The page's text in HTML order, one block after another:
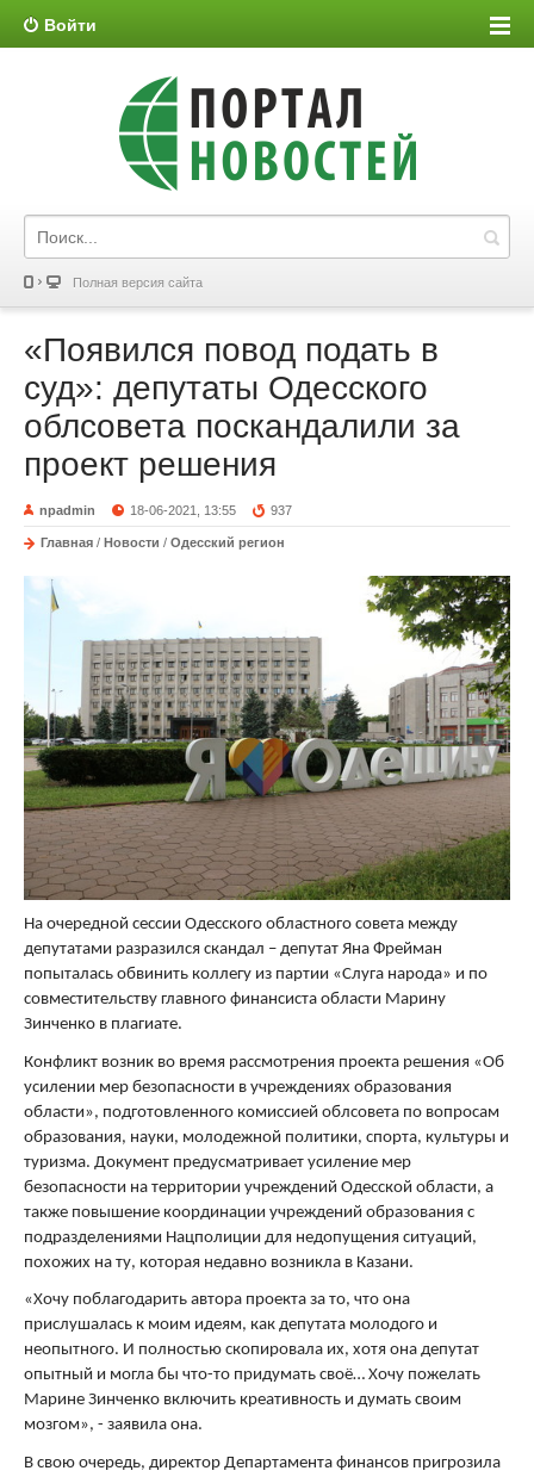
Войти
Полная версия сайта
«Появился повод подать в
суд»: депутаты Одесского
облсовета поскандалили за
проект решения
npadmin 18-06-2021, 13:55 937
Главная / Новости / Одесский регион
На очередной сессии Одесского областного совета между
депутатами разразился скандал – депутат Яна Фрейман
попыталась обвинить коллегу из партии «Слуга народа» и по
совместительству главного финансиста области Марину
Зинченко в плагиате.
Конфликт возник во время рассмотрения проекта решения «Об
усилении мер безопасности в учреждениях образования
области», подготовленного комиссией облсовета по вопросам
образования, науки, молодежной политики, спорта, культуры и
туризма. Документ предусматривает усиление мер
безопасности на территории учреждений Одесской области, а
также повышение координации учреждений образования с
подразделениями Нацполиции для недопущения ситуаций,
похожих на ту, которая недавно возникла в Казани.
«Хочу поблагодарить автора проекта за то, что она
прислушалась к моим идеям, как депутата молодого и
неопытного. И полностью скопировала их, хотя она депутат
опытный и могла бы что-то придумать своё… Хочу пожелать
Марине Зинченко включить креативность и думать своим
мозгом», - заявила она.
В свою очередь, директор Департамента финансов пригрозила